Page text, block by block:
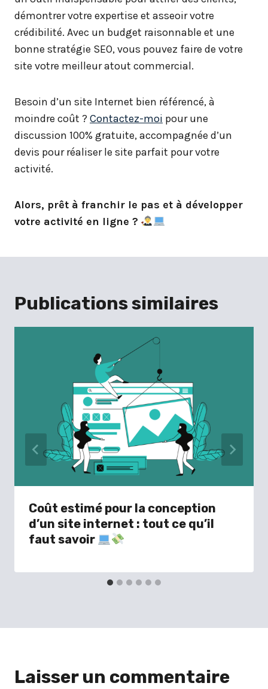
démontrer votre expertise et asseoir votre
crédibilité. Avec un budget raisonnable et une
bonne stratégie SEO, vous pouvez faire de votre
site votre meilleur atout commercial.
Besoin d’un site Internet bien référencé, à
moindre coût ? Contactez-moi pour une
discussion 100% gratuite, accompagnée d’un
devis pour réaliser le site parfait pour votre
activité.
Alors, prêt à franchir le pas et à développer
votre activité en ligne ?
Publications similaires
Coût estimé pour la conception
d’un site internet : tout ce qu’il
faut savoir
Laisser un commentaire